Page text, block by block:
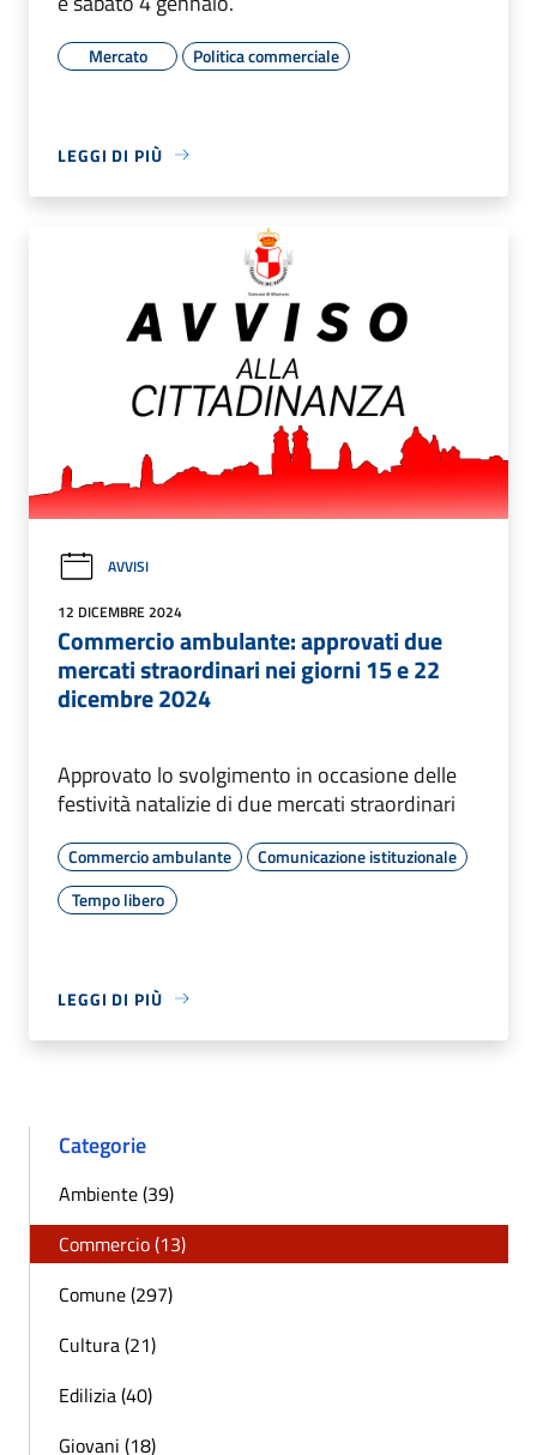
Mercato Politica commerciale
LEGGI DI PIÙ
AVVISI
12 DICEMBRE 2024
Commercio ambulante: approvati due
mercati straordinari nei giorni 15 e 22
dicembre 2024
Approvato lo svolgimento in occasione delle
festività natalizie di due mercati straordinari
Commercio ambulante
Comunicazione istituzionale
Tempo libero
LEGGI DI PIÙ
Categorie
Ambiente (39)
Commercio (13)
Comune (297)
Cultura (21)
Edilizia (40)
Giovani (18)